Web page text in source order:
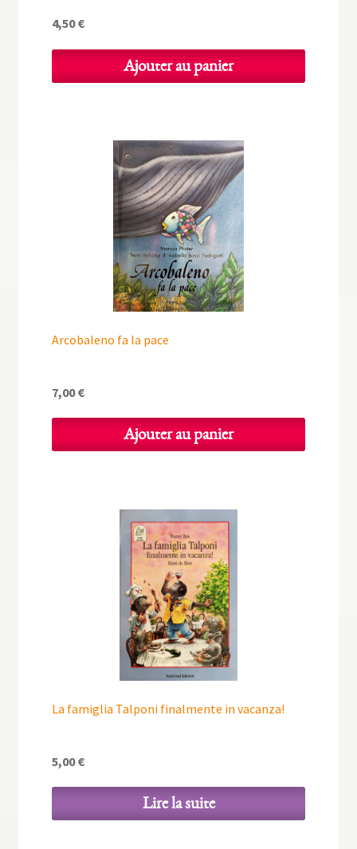
4,50€
Ajouter au panier
Arcobaleno fa la pace
7,00€
Ajouter au panier
La famiglia Talponi finalmente in vacanza!
5,00€
Lire la suite